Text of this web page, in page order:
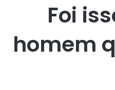
Foi
homem